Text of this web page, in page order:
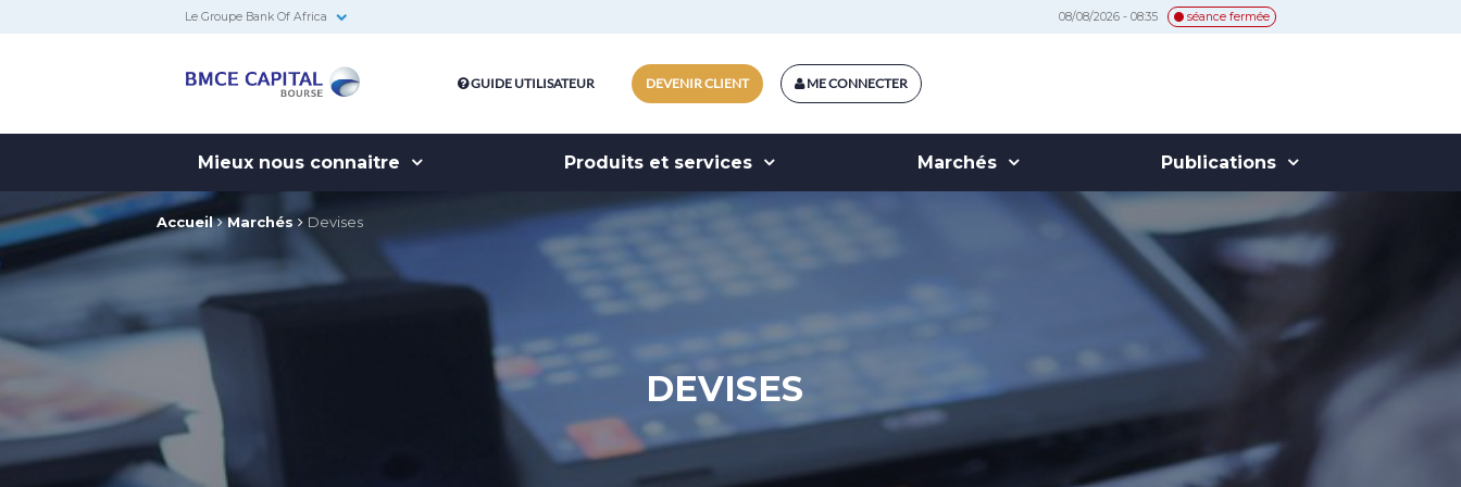
Le Groupe Bank Of Africa 08/08/2026 - 08:35 séance fermée
Bourse
ME CONNECTER
DEVENIR CLIENT
GUIDE UTILISATEUR
Mieux nous connaitre Produits et services Marchés Publications
Accueil Marchés Devises
DEVISES